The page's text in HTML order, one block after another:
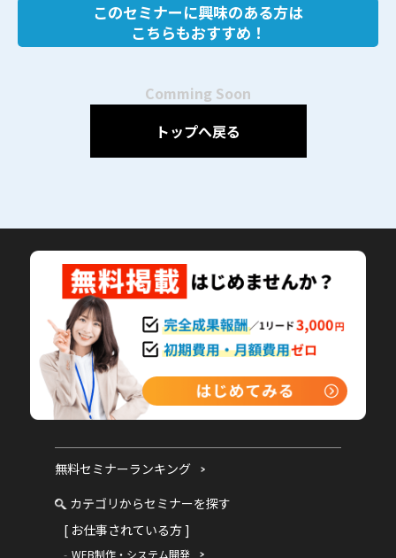
このセミナーに興味のある方は
こちらもおすすめ！
Comming Soon
トップへ戻る
無料セミナーランキング
カテゴリからセミナーを探す
[ お仕事されている方 ]
WEB制作・システム開発